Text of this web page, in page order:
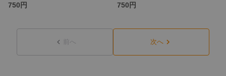
750円
750円
前へ 次へ